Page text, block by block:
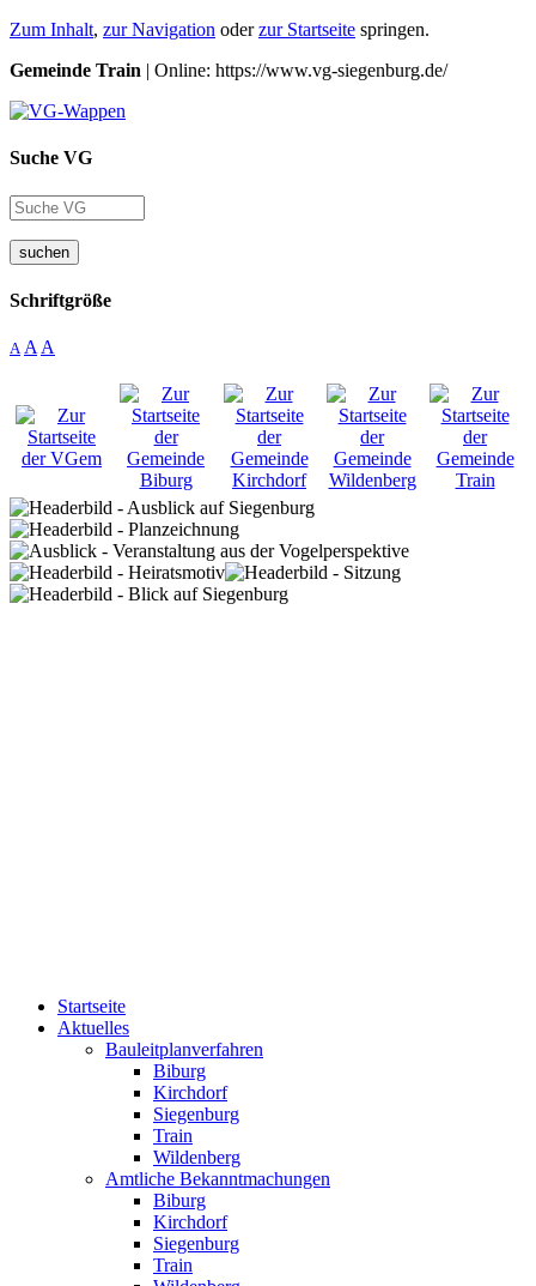
Zum Inhalt, zur Navigation oderzur Startseite springen.
Gemeinde Train | Online: https://www.vg-siegenburg.de/
Suche VG
suchen
Schriftgröße
A A A
Startseite
Aktuelles
Bauleitplanverfahren
Biburg
Kirchdorf
Siegenburg
Train
Wildenberg
Amtliche Bekanntmachungen
Biburg
Kirchdorf
Siegenburg
Train